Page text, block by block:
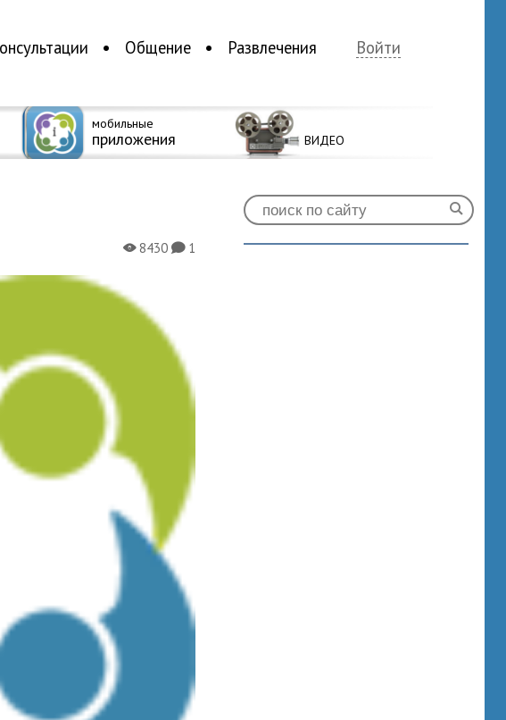
Общение Развлечения Войти
мобильные
приложения ВИДЕО
X8430K1